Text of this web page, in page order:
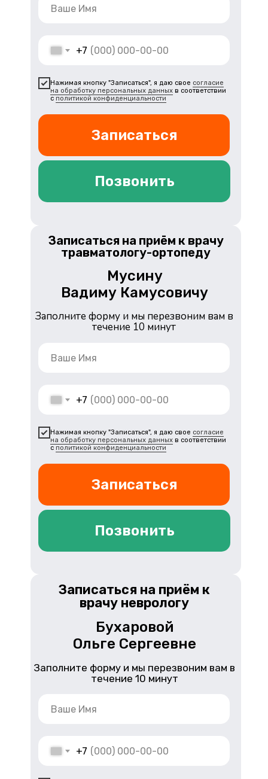
+7
Нажимая кнопку "Записаться", я даю свое согласие
на обработку персональных данных в соответствии
с политикой конфиденциальности
Записаться
Позвонить
+7
Нажимая кнопку "Записаться", я даю свое согласие
на обработку персональных данных в соответствии
с политикой конфиденциальности
Записаться
Заполните форму и мы перезвоним вам в
течение 10 минут
Позвонить
Мусину
Вадиму Камусовичу
Записаться на приём к врачу
травматологу-ортопеду
+7
Заполните форму и мы перезвоним вам в
течение 10 минут
Бухаровой
Ольге Сергеевне
Записаться на приём к
врачу неврологу